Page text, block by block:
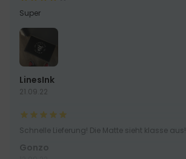
Super
LinesInk
21.09.22
Schnelle Lieferung! Die Matte sieht klasse aus!
Gonzo